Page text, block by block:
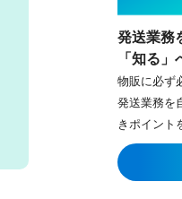
発送業務
「知る
物販に必ず
発送業務を
きポイント